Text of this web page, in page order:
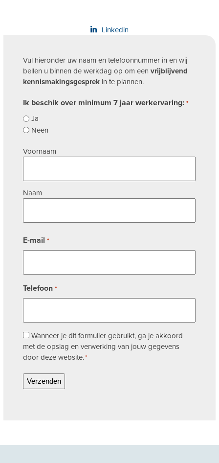
Linkedin
Vul hieronder uw naam en telefoonnummer in en wij
bellen u binnen de werkdag op om eenvrijblijvend
kennismakingsgesprek in te plannen.
Ik beschik over minimum 7 jaar werkervaring: *
Ja
Neen
Naam
Voornaam
Naam
E-mail *
Telefoon *
Toestemming
*
Wanneer je dit formulier gebruikt, ga je akkoord
met de opslag en verwerking van jouw gegevens
door deze website.*